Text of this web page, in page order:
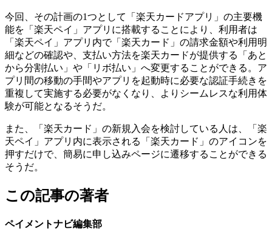
今回、その計画の1つとして「楽天カードアプリ」の主要機
能を「楽天ペイ」アプリに搭載することにより、利用者は
「楽天ペイ」アプリ内で「楽天カード」の請求金額や利用明
細などの確認や、支払い方法を楽天カードが提供する「あと
から分割払い」や「リボ払い」へ変更することができる。ア
プリ間の移動の手間やアプリを起動時に必要な認証手続きを
重複して実施する必要がなくなり、よりシームレスな利用体
験が可能となるそうだ。
また、「楽天カード」の新規入会を検討している人は、「楽
天ペイ」アプリ内に表示される「楽天カード」のアイコンを
押すだけで、簡易に申し込みページに遷移することができる
そうだ。
この記事の著者
ペイメントナビ編集部